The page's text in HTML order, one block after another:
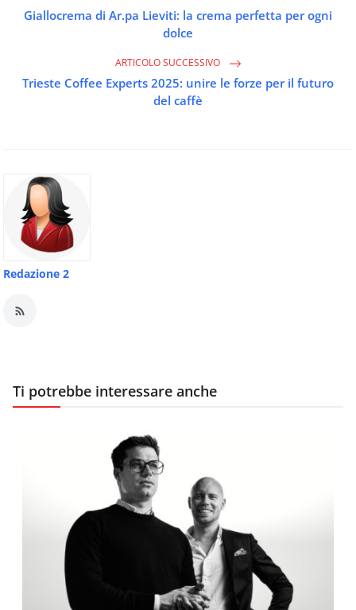
Giallocrema di Ar.pa Lieviti: la crema perfetta per ogni
dolce
ARTICOLO SUCCESSIVO
Trieste Coffee Experts 2025: unire le forze per il futuro
del caffè
Redazione 2
Ti potrebbe interessare anche